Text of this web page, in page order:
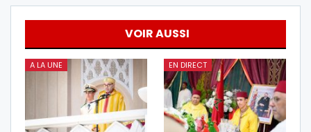
VOIR AUSSI
A LA UNE EN DIRECT